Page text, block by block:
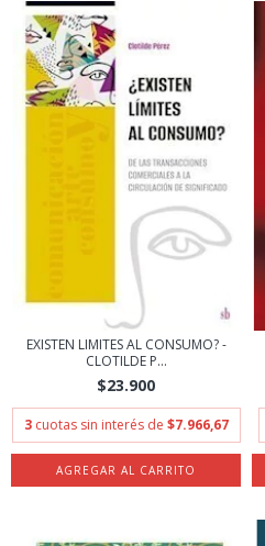
EXISTEN LIMITES AL CONSUMO? -
CLOTILDE P...
$23.900
3 cuotas sin interés de $7.966,67